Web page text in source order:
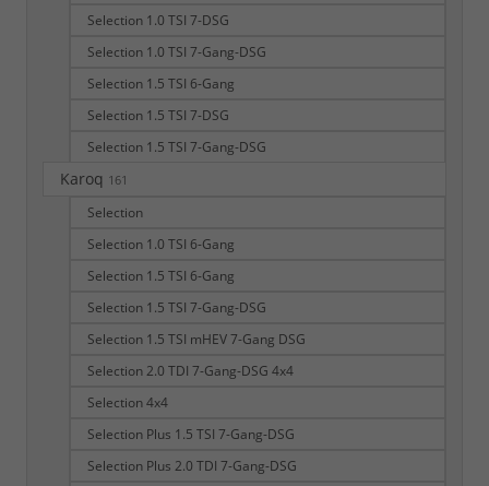
Selection 1.0 TSI 7-DSG
Selection 1.0 TSI 7-Gang-DSG
Selection 1.5 TSI 6-Gang
Selection 1.5 TSI 7-DSG
Selection 1.5 TSI 7-Gang-DSG
Karoq 161
Selection
Selection 1.0 TSI 6-Gang
Selection 1.5 TSI 6-Gang
Selection 1.5 TSI 7-Gang-DSG
Selection 1.5 TSI mHEV 7-Gang DSG
Selection 2.0 TDI 7-Gang-DSG 4x4
Selection 4x4
Selection Plus 1.5 TSI 7-Gang-DSG
Selection Plus 2.0 TDI 7-Gang-DSG